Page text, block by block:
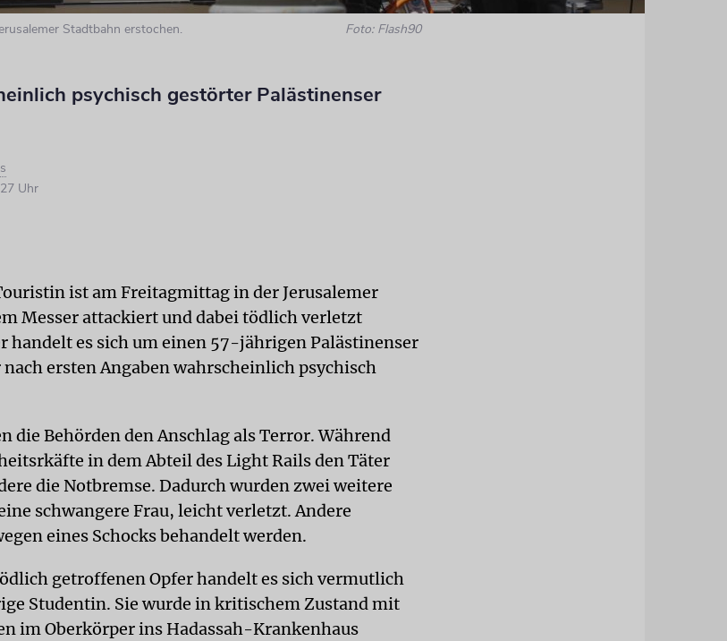
Stadtbahn erstochen. Foto: Flash90
psychisch gestörter Palästinenser
Uhr
ist am Freitagmittag in der Jerusalemer
Messer attackiert und dabei tödlich verletzt
handelt es sich um einen 57-jährigen Palästinenser
ersten Angaben wahrscheinlich psychisch
die Behörden den Anschlag als Terror. Während
in dem Abteil des Light Rails den Täter
die Notbremse. Dadurch wurden zwei weitere
schwangere Frau, leicht verletzt. Andere
eines Schocks behandelt werden.
getroffenen Opfer handelt es sich vermutlich
Studentin. Sie wurde in kritischem Zustand mit
im Oberkörper ins Hadassah-Krankenhaus